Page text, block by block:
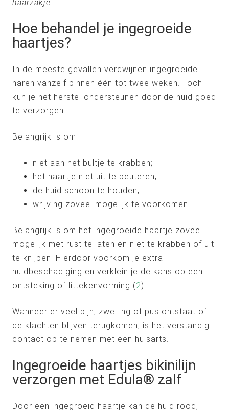
haarzakje.
Hoe behandel je ingegroeide
haartjes?
In de meeste gevallen verdwijnen ingegroeide
haren vanzelf binnen één tot twee weken. Toch
kun je het herstel ondersteunen door de huid goed
te verzorgen.
Belangrijk is om:
niet aan het bultje te krabben;
het haartje niet uit te peuteren;
de huid schoon te houden;
wrijving zoveel mogelijk te voorkomen.
Belangrijk is om het ingegroeide haartje zoveel
mogelijk met rust te laten en niet te krabben of uit
te knijpen. Hierdoor voorkom je extra
huidbeschadiging en verklein je de kans op een
ontsteking of littekenvorming (2).
Wanneer er veel pijn, zwelling of pus ontstaat of
de klachten blijven terugkomen, is het verstandig
contact op te nemen met een huisarts.
Ingegroeide haartjes bikinilijn
verzorgen met Edula® zalf
Door een ingegroeid haartje kan de huid rood,